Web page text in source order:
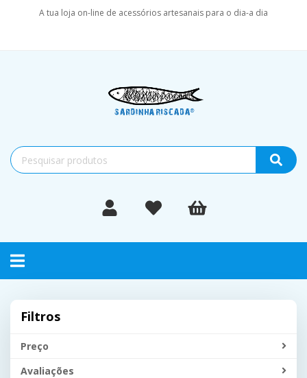
A tua loja on-line de acessórios artesanais para o dia-a dia
Toggle
navigation
Filtros
Preço
Avaliações